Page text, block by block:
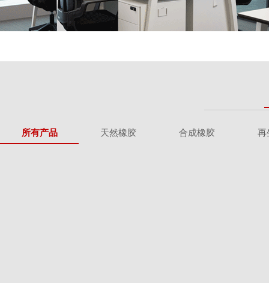
所有产品 天然橡胶 合成橡胶 再